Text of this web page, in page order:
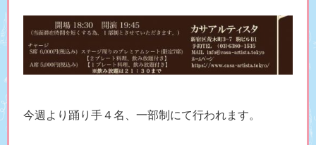
今週より踊り手４名、一部制にて行われます。